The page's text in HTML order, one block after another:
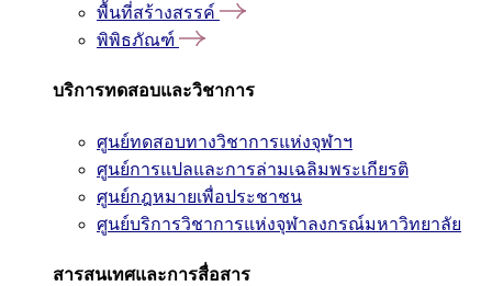
พื้นที่สร้างสรรค์
พิพิธภัณฑ์
บริการทดสอบและวิชาการ
ศูนย์ทดสอบทางวิชาการแห่งจุฬาฯ
ศูนย์การแปลและการล่ามเฉลิมพระเกียรติ
ศูนย์กฎหมายเพื่อประชาชน
ศูนย์บริการวิชาการแห่งจุฬาลงกรณ์มหาวิทยาลัย
สารสนเทศและการสื่อสาร